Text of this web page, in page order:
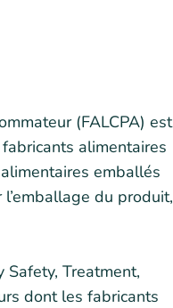
(FALCPA) est
alimentaires
emballés
du produit,
Safety, Treatment,
dont les fabricants